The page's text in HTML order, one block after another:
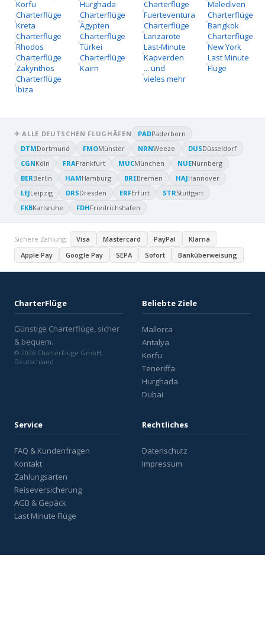
Korfu
Charterflüge
Kreta
Charterflüge
Rhodos
Charterflüge
Zakynthos
Charterflüge
Ibiza
Hurghada
Charterflüge
Ägypten
Charterflüge
Türkei
Charterflüge
Kairn
Charterflüge
Fuerteventura
Charterflüge
Lanzarote
Last-Minute
Kapverden
... und
vieles mehr
Malediven
Charterflüge
Bangkok
Charterflüge
New York
Last Minute
Flüge
✈ ALLE DEUTSCHEN FLUGHÄFEN PADPaderborn
DTMDortmund FMOMünster NRNWeeze DUSDüsseldorf
CGNKöln FRAFrankfurt MUCMünchen NUENürnberg
BERBerlin HAMHamburg BREBremen HAJHannover
LEJLeipzig DRSDresden ERFErfurt STRStuttgart
FKBKarlsruhe FDHFriedrichshafen
Sichere Zahlung: Visa Mastercard PayPal
Klarna
Apple Pay
Google Pay SEPA Sofort Banküberweisung
CharterFlüge
Günstige Charterflüge, sicher
& bequem.
© 2026 CharterFlüge GmbH,
Deutschland
Beliebte Ziele
Mallorca
Antalya
Korfu
Teneriffa
Hurghada
Dubai
Service
FAQ & Kundenfragen
Kontakt
Zahlungsarten
Reiseversicherung
AGB & Gepäck
Last Minute Flüge
Rechtliches
Datenschutz
Impressum